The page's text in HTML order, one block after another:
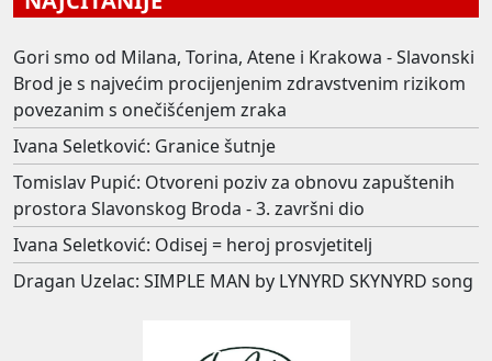
Gori smo od Milana, Torina, Atene i Krakowa - Slavonski
Brod je s najvećim procijenjenim zdravstvenim rizikom
povezanim s onečišćenjem zraka
Ivana Seletković: Granice šutnje
Tomislav Pupić: Otvoreni poziv za obnovu zapuštenih
prostora Slavonskog Broda - 3. završni dio
Ivana Seletković: Odisej = heroj prosvjetitelj
Dragan Uzelac: SIMPLE MAN by LYNYRD SKYNYRD song